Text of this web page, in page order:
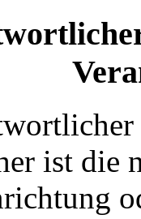
ist die